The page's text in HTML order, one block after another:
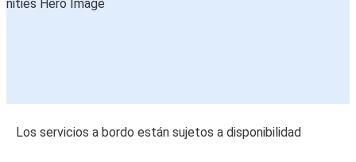
Los servicios a bordo están sujetos a disponibilidad